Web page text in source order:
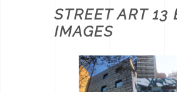
STREET ART 13
IMAGES